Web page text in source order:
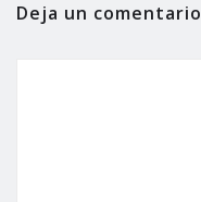
Deja un comentario